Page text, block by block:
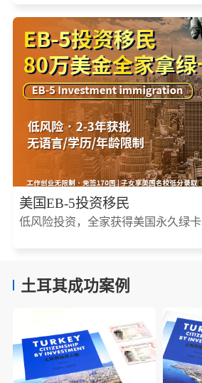
美国EB-5投资移民
低风险投资，全家获得美国永久绿卡
土耳其成功案例